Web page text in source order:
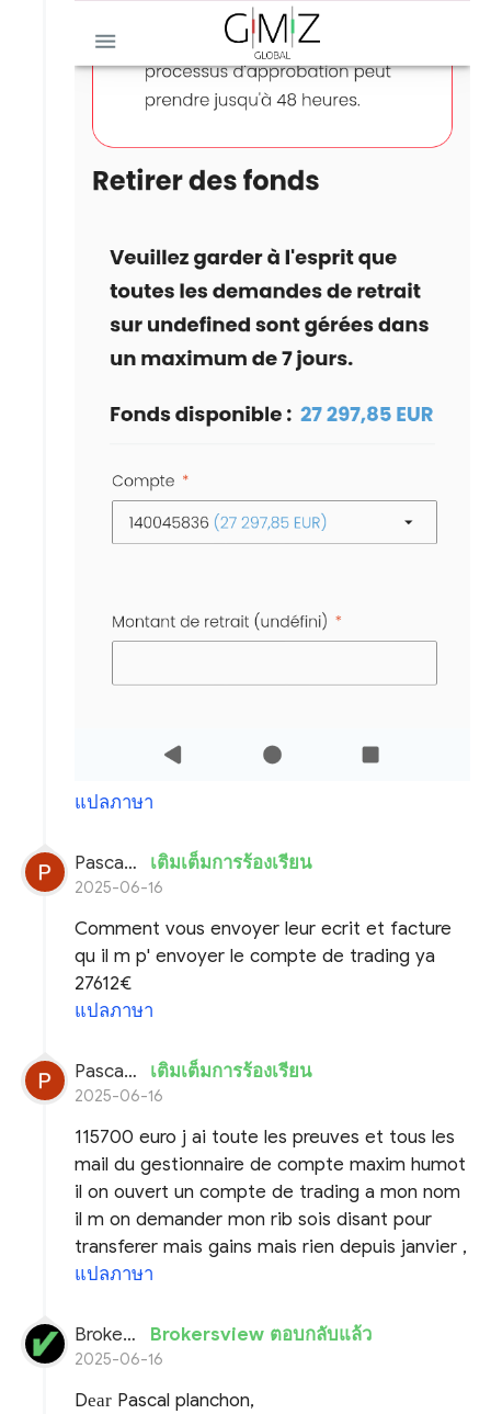
แปลภาษา
Pascal planchon เติมเต็มการร้องเรียน
2025-06-16
Comment vous envoyer leur ecrit et facture
qu il m p' envoyer le compte de trading ya
27612€
แปลภาษา
Pascal planchon เติมเต็มการร้องเรียน
2025-06-16
115700 euro j ai toute les preuves et tous les
mail du gestionnaire de compte maxim humot
il on ouvert un compte de trading a mon nom
il m on demander mon rib sois disant pour
transferer mais gains mais rien depuis janvier ,
แปลภาษา
BrokersView Brokersview ตอบกลับแล้ว
2025-06-16
Dear Pascal planchon,